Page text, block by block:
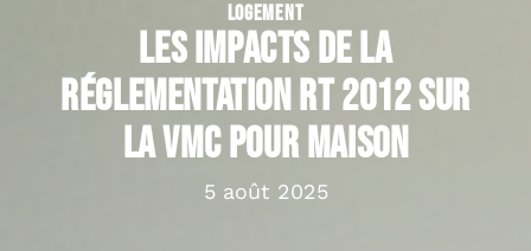
LOGEMENT
Les impacts de la
réglementation RT 2012 sur
la VMC pour maison
5 août 2025